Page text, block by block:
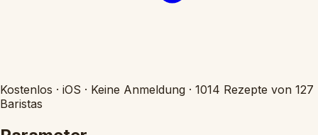
Kostenlos · iOS · Keine Anmeldung · 1014 Rezepte von 127
Baristas